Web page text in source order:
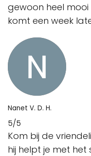
gewoon heel
komt een week
Nanet V. D. H.
5/5
Kom bij de
hij helpt je met het